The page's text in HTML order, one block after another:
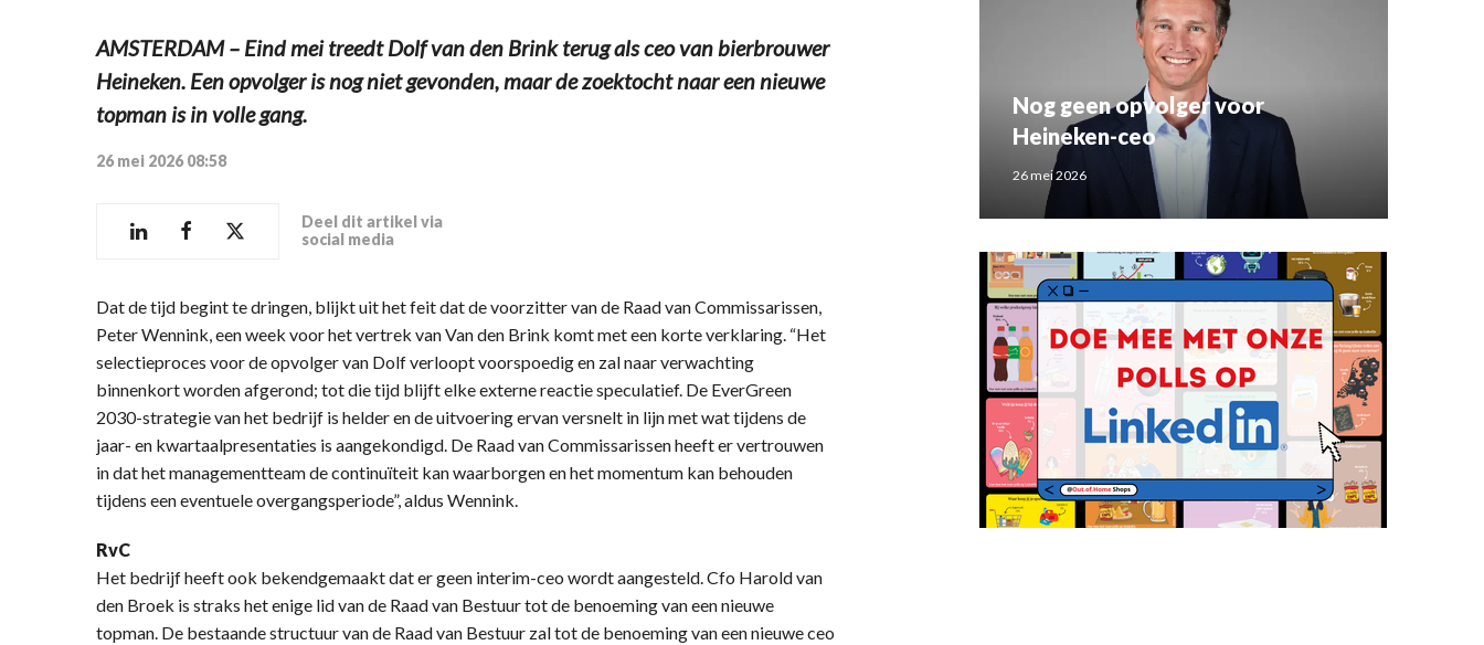
AMSTERDAM – Eind mei treedt Dolf van den Brink terug als ceo van bierbrouwer
Heineken. Een opvolger is nog niet gevonden, maar de zoektocht naar een nieuwe
topman is in volle gang.
26 mei 2026 08:58
Deel dit artikel via
social media
Dat de tijd begint te dringen, blijkt uit het feit dat de voorzitter van de Raad van Commissarissen,
Peter Wennink, een week voor het vertrek van Van den Brink komt met een korte verklaring. “Het
selectieproces voor de opvolger van Dolf verloopt voorspoedig en zal naar verwachting
binnenkort worden afgerond; tot die tijd blijft elke externe reactie speculatief. De EverGreen
2030-strategie van het bedrijf is helder en de uitvoering ervan versnelt in lijn met wat tijdens de
jaar- en kwartaalpresentaties is aangekondigd. De Raad van Commissarissen heeft er vertrouwen
in dat het managementteam de continuïteit kan waarborgen en het momentum kan behouden
tijdens een eventuele overgangsperiode”, aldus Wennink.
RvC
Het bedrijf heeft ook bekendgemaakt dat er geen interim-ceo wordt aangesteld. Cfo Harold van
den Broek is straks het enige lid van de Raad van Bestuur tot de benoeming van een nieuwe
topman. De bestaande structuur van de Raad van Bestuur zal tot de benoeming van een nieuwe ceo
Nog geen opvolger voor
Heineken-ceo
26 mei 2026